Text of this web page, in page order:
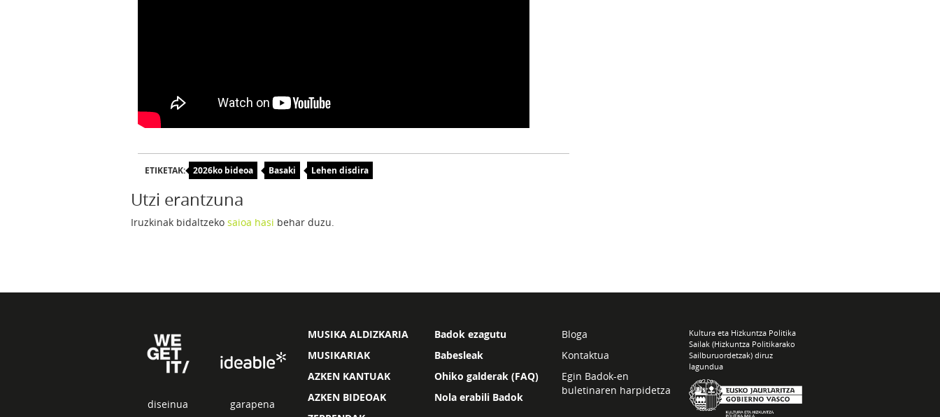
ETIKETAK: 2026ko bideoa Basaki Lehen disdira
Utzi erantzuna
Iruzkinak bidaltzeko saioa hasi behar duzu.
diseinua garapena
MUSIKA ALDIZKARIA
MUSIKARIAK
AZKEN KANTUAK
AZKEN BIDEOAK
Badok ezagutu
Babesleak
Ohiko galderak (FAQ)
Nola erabili Badok
Bloga
Kontaktua
Egin Badok-en
buletinaren harpidetza
Kultura eta Hizkuntza Politika
Sailak (Hizkuntza Politikarako
Sailburuordetzak) diruz
lagundua